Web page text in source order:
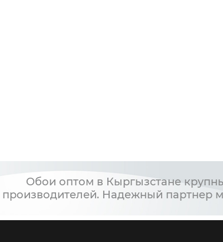
Обои оптом в Кыргызстане
производителей. Надежный партнер